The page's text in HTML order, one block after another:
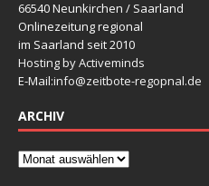
66540 Neunkirchen / Saarland
Onlinezeitung regional
im Saarland seit 2010
Hosting by Activeminds
E-Mail:info@zeitbote-regopnal.de
ARCHIV